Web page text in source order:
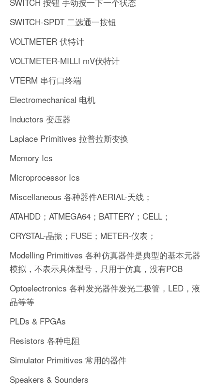
SWITCH-SPDT 二选通一按钮
VOLTMETER 伏特计
VOLTMETER-MILLI mV伏特计
VTERM 串行口终端
Electromechanical 电机
Inductors 变压器
Laplace Primitives 拉普拉斯变换
Memory Ics
Microprocessor Ics
Miscellaneous 各种器件AERIAL-天线；
ATAHDD；ATMEGA64；BATTERY；CELL；
CRYSTAL-晶振；FUSE；METER-仪表；
Modelling Primitives 各种仿真器件是典型的基本元器
模拟，不表示具体型号，只用于仿真，没有PCB
Optoelectronics 各种发光器件发光二极管，LED，液
晶等等
PLDs & FPGAs
Resistors 各种电阻
Simulator Primitives 常用的器件
Speakers & Sounders